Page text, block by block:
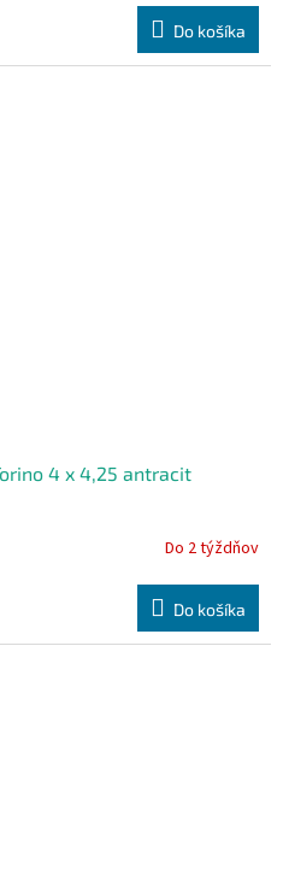
Do košíka
4 x 4,25 antracit
Do 2 týždňov
Do košíka